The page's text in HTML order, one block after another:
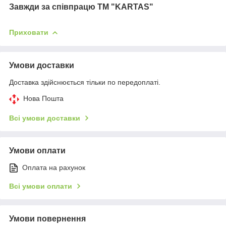
Завжди за співпрацю TM "KARTAS"
Приховати
Умови доставки
Доставка здійснюється тільки по передоплаті.
Нова Пошта
Всі умови доставки
Умови оплати
Оплата на рахунок
Всі умови оплати
Умови повернення